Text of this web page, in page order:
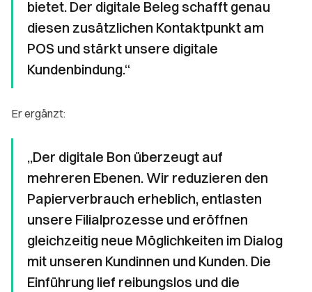
bietet. Der digitale Beleg schafft genau
diesen zusätzlichen Kontaktpunkt am
POS und stärkt unsere digitale
Kundenbindung.“
Er ergänzt:
„Der digitale Bon überzeugt auf
mehreren Ebenen. Wir reduzieren den
Papierverbrauch erheblich, entlasten
unsere Filialprozesse und eröffnen
gleichzeitig neue Möglichkeiten im Dialog
mit unseren Kundinnen und Kunden. Die
Einführung lief reibungslos und die